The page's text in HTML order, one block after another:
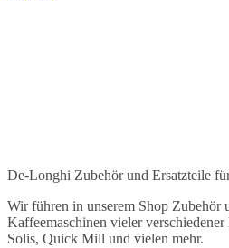
De-Longhi Zubehör und Ersatzteile
Wir führen in unserem Shop Zubehör
Kaffeemaschinen vieler
Solis, Quick Mill und vielen mehr.